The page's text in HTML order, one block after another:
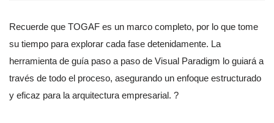
Recuerde que TOGAF es un marco completo, por lo que tome
su tiempo para explorar cada fase detenidamente. La
herramienta de guía paso a paso de Visual Paradigm lo guiará a
través de todo el proceso, asegurando un enfoque estructurado
y eficaz para la arquitectura empresarial. ?